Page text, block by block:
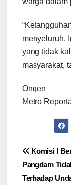
warga dalam
menyeluruh.
yang tidak
masyarakat,
Ongen
Metro
pos
Komisi I
Pangdam
Terhadap